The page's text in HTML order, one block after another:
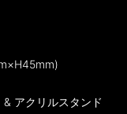
アクリルスタンド